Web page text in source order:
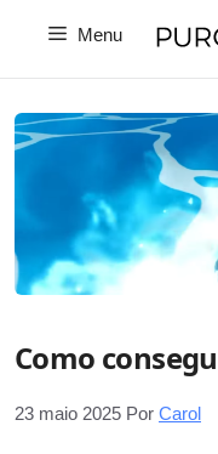
Menu
Como
23 maio 2025 Por Carol